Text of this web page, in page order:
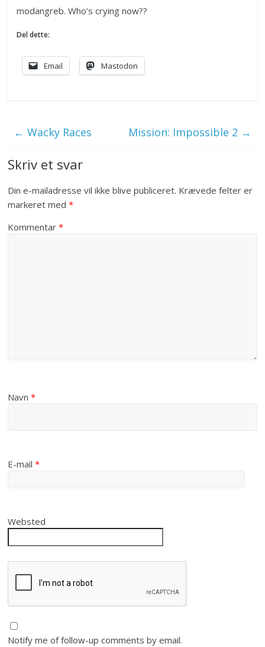
modangreb. Who’s crying now??
Del dette:
Email Mastodon
← Wacky Races Mission: Impossible 2 →
Skriv et svar
Din e-mailadresse vil ikke blive publiceret. Krævede felter er
markeret med*
Kommentar*
Navn*
E-mail*
Websted
Notify me of follow-up comments by email.